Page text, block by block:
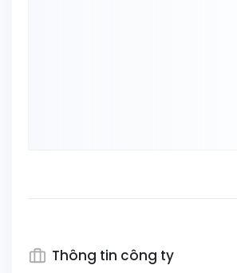
Thông tin công ty